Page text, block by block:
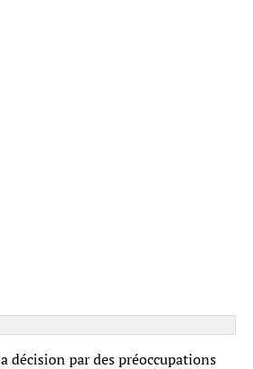
décision par des préoccupations